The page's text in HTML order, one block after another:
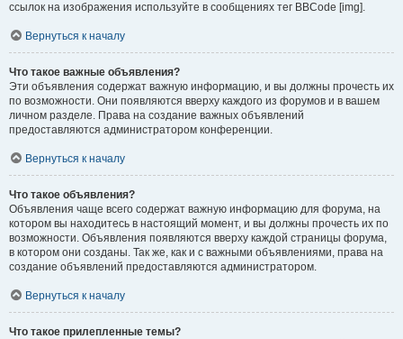
ссылок на изображения используйте в сообщениях тег BBCode [img].
Вернуться к началу
Что такое важные объявления?
Эти объявления содержат важную информацию, и вы должны прочесть их
по возможности. Они появляются вверху каждого из форумов и в вашем
личном разделе. Права на создание важных объявлений
предоставляются администратором конференции.
Вернуться к началу
Что такое объявления?
Объявления чаще всего содержат важную информацию для форума, на
котором вы находитесь в настоящий момент, и вы должны прочесть их по
возможности. Объявления появляются вверху каждой страницы форума,
в котором они созданы. Так же, как и с важными объявлениями, права на
создание объявлений предоставляются администратором.
Вернуться к началу
Что такое прилепленные темы?